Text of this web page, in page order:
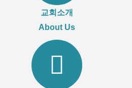
교회소개
About Us